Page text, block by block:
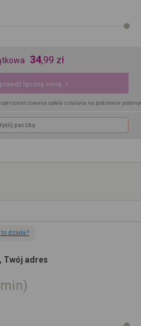
34,99 zł
łączną cenę
opłata ustalana na podstawie
paczkę
działa?
Twój adres